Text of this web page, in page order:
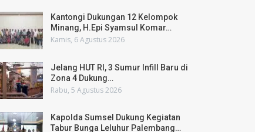
Kantongi Dukungan 12 Kelompok
Minang, H.Epi Syamsul Komar…
Kamis, 6 Agustus 2026
Jelang HUT RI, 3 Sumur Infill Baru di
Zona 4 Dukung…
Rabu, 5 Agustus 2026
Kapolda Sumsel Dukung Kegiatan
Tabur Bunga Leluhur Palembang…